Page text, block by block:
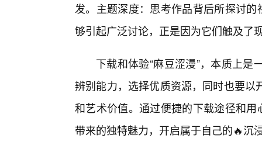
发。主题深度：思考作品背后所探讨
够引起广泛讨论，正是因为它们触及了
下载和体验“麻豆涩漫”，本质上
辨别能力，选择优质资源，同时也要
和艺术价值。通过便捷的下载途径和
带来的独特魅力，开启属于自己的🔥沉